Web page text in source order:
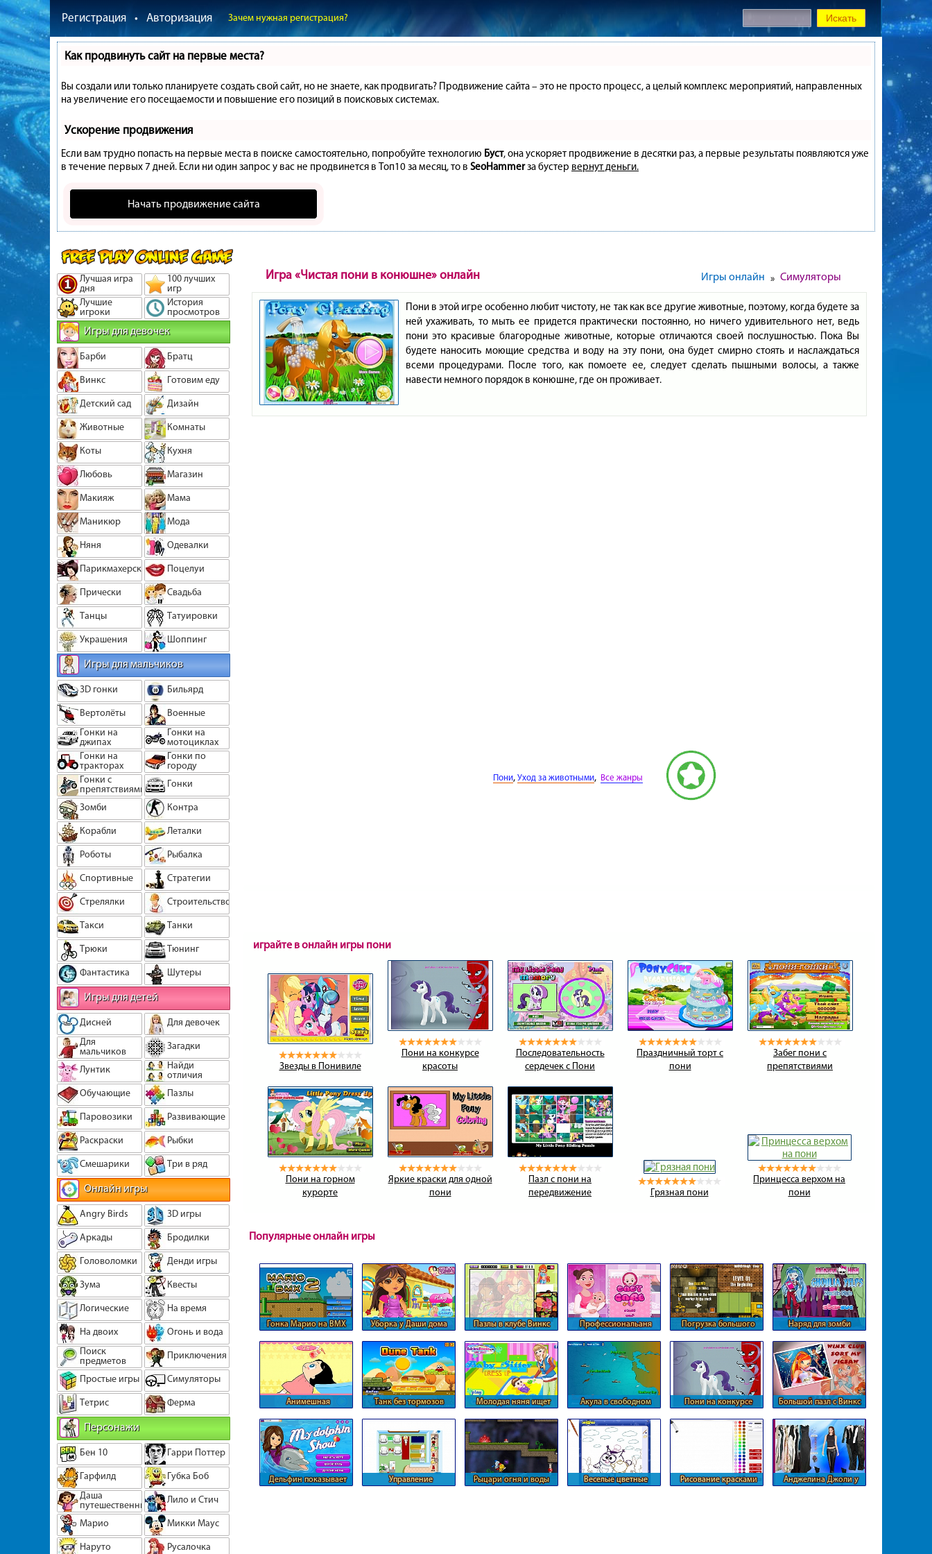
Регистрация • Авторизация Зачем нужная регистрация?
Как продвинуть сайт на первые места?
Вы создали или только планируете создать свой сайт, но не знаете, как продвигать? Продвижение сайта – это не просто процесс, а целый комплекс мероприятий, направленных
на увеличение его посещаемости и повышение его позиций в поисковых системах.
Ускорение продвижения
Если вам трудно попасть на первые места в поиске самостоятельно, попробуйте технологию Буст, она ускоряет продвижение в десятки раз, а первые результаты появляются уже
в течение первых 7 дней. Если ни один запрос у вас не продвинется в Топ10 за месяц, то в SeoHammerза бустер вернут деньги.
Начать продвижение сайта
Лучшая игра
дня
100 лучших
игр
Лучшие
игроки
История
просмотров
Игры для девочек
Барби
Братц
Винкс
Готовим еду
Детский сад
Дизайн
Животные
Комнаты
Коты
Кухня
Любовь
Магазин
Макияж
Мама
Маникюр
Мода
Няня
Одевалки
Парикмахерская
Поцелуи
Прически
Свадьба
Танцы
Татуировки
Украшения
Шоппинг
Игры для мальчиков
3D гонки
Бильярд
Вертолёты
Военные
Гонки на
джипах
Гонки на
мотоциклах
Гонки на
тракторах
Гонки по
городу
Гонки с
препятствиями
Гонки
Зомби
Контра
Корабли
Леталки
Роботы
Рыбалка
Спортивные
Стратегии
Стрелялки
Строительство
Такси
Танки
Трюки
Тюнинг
Фантастика
Шутеры
Игры для детей
Дисней
Для девочек
Для
мальчиков
Загадки
Лунтик
Найди
отличия
Обучающие
Пазлы
Паровозики
Развивающие
Раскраски
Рыбки
Смешарики
Три в ряд
Онлайн игры
Angry Birds
3D игры
Аркады
Бродилки
Головоломки
Денди игры
Зума
Квесты
Логические
На время
На двоих
Огонь и вода
Поиск
предметов
Приключения
Простые игры
Симуляторы
Тетрис
Ферма
Персонажи
Бен 10
Гарри Поттер
Гарфилд
Губка Боб
Даша
путешественница
Лило и Стич
Марио
Микки Маус
Наруто
Русалочка
Игра «Чистая пони в конюшне» онлайн Игры онлайн » Симуляторы
Пони в этой игре особенно любит чистоту, не так как все другие животные, поэтому, когда будете за
ней ухаживать, то мыть ее придется практически постоянно, но ничего удивительного нет, ведь
пони это красивые благородные животные, которые отличаются своей послушностью. Пока Вы
будете наносить моющие средства и воду на эту пони, она будет смирно стоять и наслаждаться
всеми процедурами. После того, как помоете ее, следует сделать пышными волосы, а также
навести немного порядок в конюшне, где он проживает.
Пони, Уход за животными, Все жанры
играйте в онлайн игры пони
Звезды в Понивиле
Пони на конкурсе
красоты
Последовательность
сердечек с Пони
Праздничный торт с
пони
Забег пони с
препятствиями
Пони на горном
курорте
Яркие краски для одной
пони
Пазл с пони на
передвижение
Грязная пони
Принцесса верхом на
пони
Популярные онлайн игры
Гонка Марио на BMX Уборка у Даши дома Пазлы в клубе Винкс
Профессиональаня
Погрузка большого
Наряд для зомби
Анимешная
Танк без тормозов
Молодая няня ищет
Акула в свободном
Пони на конкурсе
Большой пазл с Винкс
Дельфин показывает
Управление
Рыцари огня и воды
Веселые цветные
Рисование красками
Анджелина Джоли у